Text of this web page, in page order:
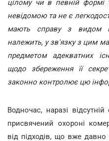
цілому чи в певній формі
невідомою та не є
мають справу з видом
належить, у зв'язку з цим
предметом адекватних
щодо збереження її
законно контролює цю
Водночас, наразі
присвячений охороні
від підходів, що вже давно